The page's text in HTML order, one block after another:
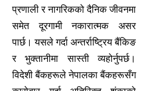
प्रणाली र नागरिकको दैनिक जीवनमा
समेत दूरगामी नकारात्मक असर
पार्छ। यसले गर्दा अन्तर्राष्ट्रिय बैंकिङ
र भुक्तानीमा सास्ती व्यहोर्नुपर्छ।
विदेशी बैंकहरूले नेपालका बैंकहरूसँग